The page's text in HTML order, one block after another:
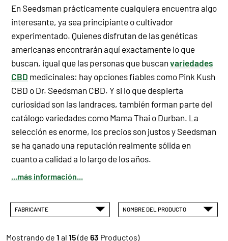
En Seedsman prácticamente cualquiera encuentra algo
interesante, ya sea principiante o cultivador
experimentado. Quienes disfrutan de las genéticas
americanas encontrarán aquí exactamente lo que
buscan, igual que las personas que buscan variedades
CBD medicinales: hay opciones fiables como Pink Kush
CBD o Dr. Seedsman CBD. Y si lo que despierta
curiosidad son las landraces, también forman parte del
catálogo variedades como Mama Thai o Durban. La
selección es enorme, los precios son justos y Seedsman
se ha ganado una reputación realmente sólida en
cuanto a calidad a lo largo de los años.
...más información...
FABRICANTE NOMBRE DEL PRODUCTO
Mostrando de 1 al 15(de 63 Productos)